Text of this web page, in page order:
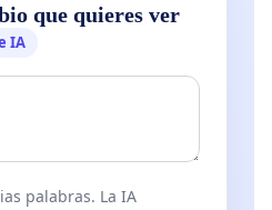
que quieres ver
IA
palabras. La IA